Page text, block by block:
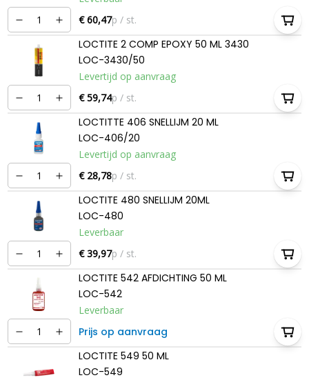
€ 60,47p / st.
LOCTITE 2 COMP EPOXY 50 ML 3430
LOC-3430/50
Levertijd op aanvraag
€ 59,74p / st.
LOCTITTE 406 SNELLIJM 20 ML
LOC-406/20
Levertijd op aanvraag
€ 28,78p / st.
LOCTITE 480 SNELLIJM 20ML
LOC-480
Leverbaar
€ 39,97p / st.
LOCTITE 542 AFDICHTING 50 ML
LOC-542
Leverbaar
Prijs op aanvraag
LOCTITE 549 50 ML
LOC-549